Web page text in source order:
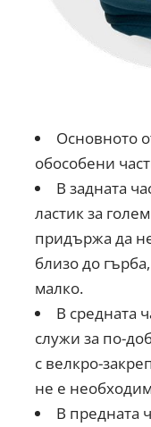
Основното
обособени
В задната
ластик за
придържа да
близо до
малко.
В средната
служи за по-
с велкро-
не е
В предната